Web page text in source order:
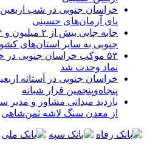
پای آرمان‌های حسینی
جنوبی به سایر استان‌های
۵۳ موکب خراسان جنوبی در
نماد وحدت شد
خراسان جنوبی در آستانه
پنجاه‌وپنجمین قرار شبانه
بازدید میدانی مشاور و مدیر
از معدن سنگ لاشه ثمن‌شاهی